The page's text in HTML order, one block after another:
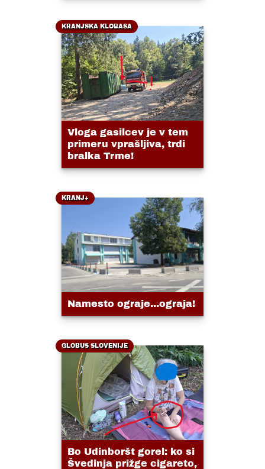
KRANJSKA KLOBASA
Vloga gasilcev je v tem
primeru vprašljiva, trdi
bralka Trme!
KRANJ+
Namesto ograje...ograja!
GLOBUS SLOVENIJE
Bo Udinboršt gorel: ko si
Švedinja prižge cigareto,